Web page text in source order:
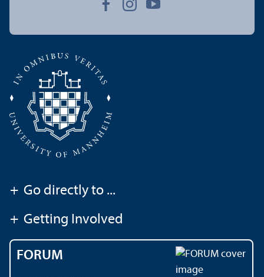
+ Go directly to ...
+ Getting Involved
FORUM